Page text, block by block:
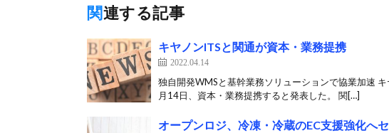
関連する記事
キヤノンITSと関通が資本・業務提携
2022.04.14
独自開発WMSと基幹業務ソリューションで協業加速
月14日、資本・業務提携すると発表した。 関[…]
オープンロジ、冷凍・冷蔵のEC支援強化へ